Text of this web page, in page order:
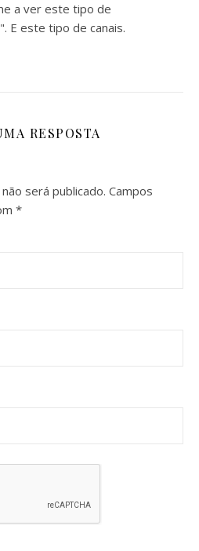
a ver este tipo de
E este tipo de canais.
RESPOSTA
será publicado. Campos
*